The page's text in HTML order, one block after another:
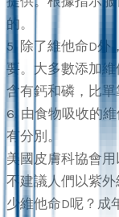
的。
5. 除了維他命D外
要。大多數添加
含有鈣和磷，比單
6. 由食物吸收的
有分別。
美國皮膚科協會
不建議人們以紫
少維他命D呢？成